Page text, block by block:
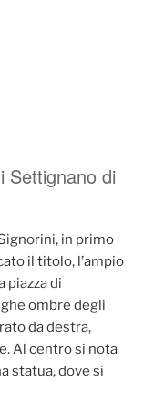
Settignano di
in primo
il titolo, l’ampio
piazza di
ombre degli
da destra,
Al centro si nota
statua, dove si